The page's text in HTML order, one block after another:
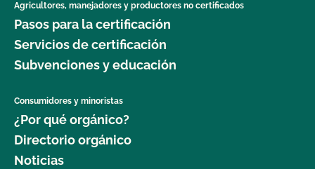
Agricultores, manejadores y productores no certificados
Pasos para la certificación
Servicios de certificación
Subvenciones y educación
Consumidores y minoristas
¿Por qué orgánico?
Directorio orgánico
Noticias